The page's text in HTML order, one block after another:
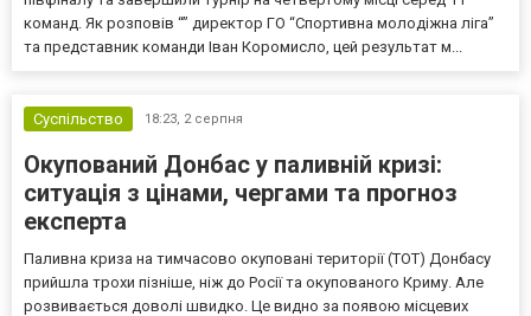
команд. Як розповів “” директор ГО “Спортивна молодіжна ліга”
та представник команди Іван Коромисло, цей результат м...
Суспільство 18:23, 2 серпня
Окупований Донбас у паливній кризі:
ситуація з цінами, чергами та прогноз
експерта
Паливна криза на тимчасово окуповані території (ТОТ) Донбасу
прийшла трохи пізніше, ніж до Росії та окупованого Криму. Але
розвивається доволі швидко. Це видно за появою місцевих